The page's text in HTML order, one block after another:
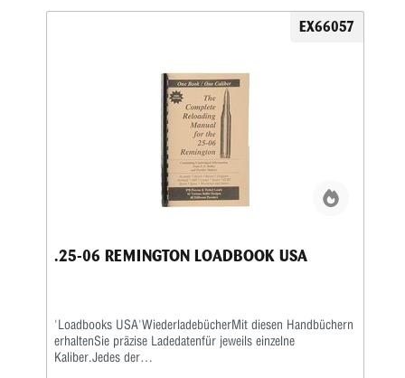
EX66057
.25-06 REMINGTON LOADBOOK USA
'Loadbooks USA'WiederladebücherMit diesen Handbüchern
erhaltenSie präzise Ladedatenfür jeweils einzelne
Kaliber.Jedes der